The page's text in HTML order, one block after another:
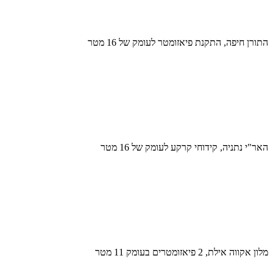
התורן חיפה, התקנת פיאזומטר לעומק של 16 מטר
האר"י נתניה, קידוחי קרקע לעומק של 16 מטר
מלון אקווה אילת, 2 פיאזומטרים בעומק 11 מטר